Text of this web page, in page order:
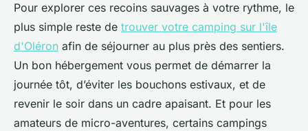
Pour explorer ces recoins sauvages à votre rythme, le
plus simple reste de trouver votre camping sur l'île
d'Oléron afin de séjourner au plus près des sentiers.
Un bon hébergement vous permet de démarrer la
journée tôt, d’éviter les bouchons estivaux, et de
revenir le soir dans un cadre apaisant. Et pour les
amateurs de micro-aventures, certains campings